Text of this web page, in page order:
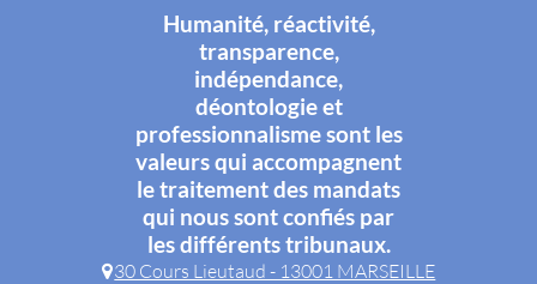
Humanité, réactivité,
transparence,
indépendance,
déontologie et
professionnalisme sont les
valeurs qui accompagnent
le traitement des mandats
qui nous sont confiés par
les différents tribunaux.
30 Cours Lieutaud - 13001 MARSEILLE